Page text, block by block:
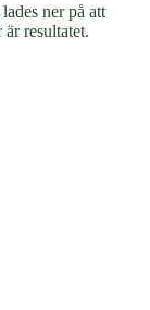
ner på att
resultatet.